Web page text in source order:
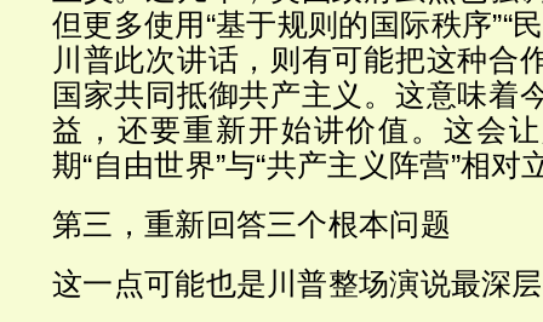
但更多使用“基于规则的国际秩序”“
川普此次讲话，则有可能把这种合
国家共同抵御共产主义。这意味着
益，还要重新开始讲价值。这会
期“自由世界”与“共产主义阵营”相对
第三，重新回答三个根本问题
这一点可能也是川普整场演说最深